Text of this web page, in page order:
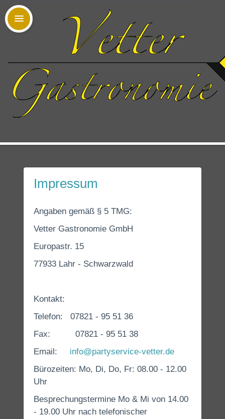
Impressum
Angaben gemäß § 5 TMG:
Vetter Gastronomie GmbH
Europastr. 15
77933 Lahr - Schwarzwald
Kontakt:
Telefon: 07821 - 95 51 36
Fax: 07821 - 95 51 38
Email: info@partyservice-vetter.de
Bürozeiten: Mo, Di, Do, Fr: 08.00 - 12.00
Uhr
Besprechungstermine Mo & Mi von 14.00
- 19.00 Uhr nach telefonischer